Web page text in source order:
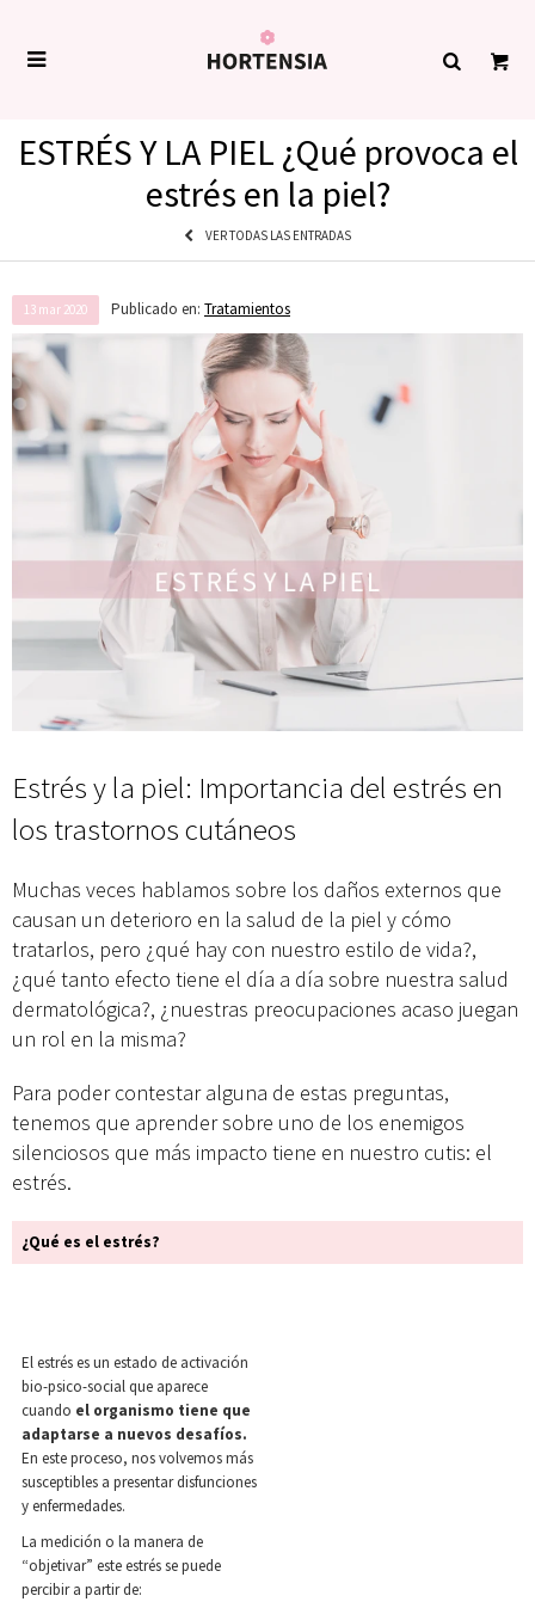

ESTRÉS Y LA PIEL ¿Qué provoca el
estrés en la piel?
VER TODAS LAS ENTRADAS
13 mar 2020 Publicado en: Tratamientos
Estrés y la piel: Importancia del estrés en
los trastornos cutáneos
Muchas veces hablamos sobre los daños externos que
causan un deterioro en la salud de la piel y cómo
tratarlos, pero ¿qué hay con nuestro estilo de vida?,
¿qué tanto efecto tiene el día a día sobre nuestra salud
dermatológica?, ¿nuestras preocupaciones acaso juegan
un rol en la misma?
Para poder contestar alguna de estas preguntas,
tenemos que aprender sobre uno de los enemigos
silenciosos que más impacto tiene en nuestro cutis: el
estrés.
¿Qué es el estrés?
El estrés es un estado de activación
bio-psico-social que aparece
cuando el organismo tiene que
adaptarse a nuevos desafíos.
En este proceso, nos volvemos más
susceptibles a presentar disfunciones
y enfermedades.
La medición o la manera de
“objetivar” este estrés se puede
percibir a partir de: